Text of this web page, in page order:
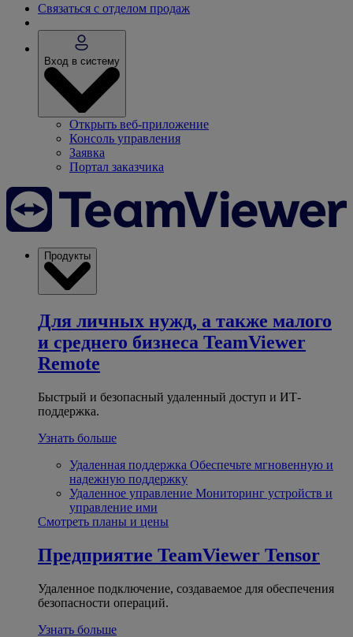
Связаться с отделом продаж
Вход в систему
Открыть веб-приложение
Консоль управления
Заявка
Портал заказчика
Продукты
Для личных нужд, а также малого
и среднего бизнеса TeamViewer
Remote
Быстрый и безопасный удаленный доступ и ИТ-
поддержка.
Узнать больше
Удаленная поддержка Обеспечьте мгновенную и
надежную поддержку
Удаленное управление Мониторинг устройств и
управление ими
Смотреть планы и цены
Предприятие TeamViewer Tensor
Удаленное подключение, создаваемое для обеспечения
безопасности операций.
Узнать больше